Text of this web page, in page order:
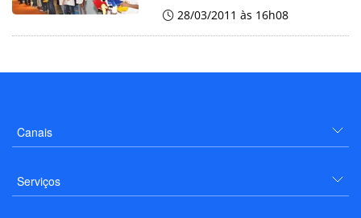
28/03/2011 às 16h08
Canais
Serviços